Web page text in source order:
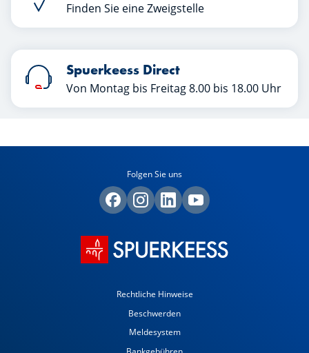
Finden Sie eine Zweigstelle
Spuerkeess Direct
Von Montag bis Freitag 8.00 bis 18.00 Uhr
Folgen Sie uns
Rechtliche Hinweise
Beschwerden
Meldesystem